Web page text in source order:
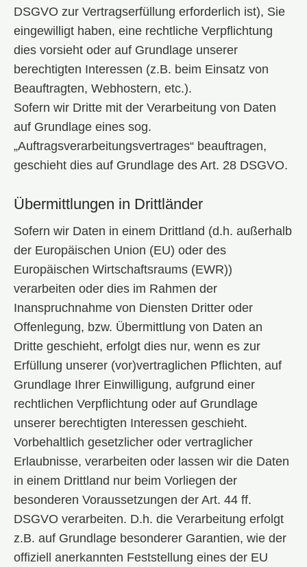
DSGVO zur Vertragserfüllung erforderlich ist), Sie
eingewilligt haben, eine rechtliche Verpflichtung
dies vorsieht oder auf Grundlage unserer
berechtigten Interessen (z.B. beim Einsatz von
Beauftragten, Webhostern, etc.).
Sofern wir Dritte mit der Verarbeitung von Daten
auf Grundlage eines sog.
„Auftragsverarbeitungsvertrages“ beauftragen,
geschieht dies auf Grundlage des Art. 28 DSGVO.
Übermittlungen in Drittländer
Sofern wir Daten in einem Drittland (d.h. außerhalb
der Europäischen Union (EU) oder des
Europäischen Wirtschaftsraums (EWR))
verarbeiten oder dies im Rahmen der
Inanspruchnahme von Diensten Dritter oder
Offenlegung, bzw. Übermittlung von Daten an
Dritte geschieht, erfolgt dies nur, wenn es zur
Erfüllung unserer (vor)vertraglichen Pflichten, auf
Grundlage Ihrer Einwilligung, aufgrund einer
rechtlichen Verpflichtung oder auf Grundlage
unserer berechtigten Interessen geschieht.
Vorbehaltlich gesetzlicher oder vertraglicher
Erlaubnisse, verarbeiten oder lassen wir die Daten
in einem Drittland nur beim Vorliegen der
besonderen Voraussetzungen der Art. 44 ff.
DSGVO verarbeiten. D.h. die Verarbeitung erfolgt
z.B. auf Grundlage besonderer Garantien, wie der
offiziell anerkannten Feststellung eines der EU